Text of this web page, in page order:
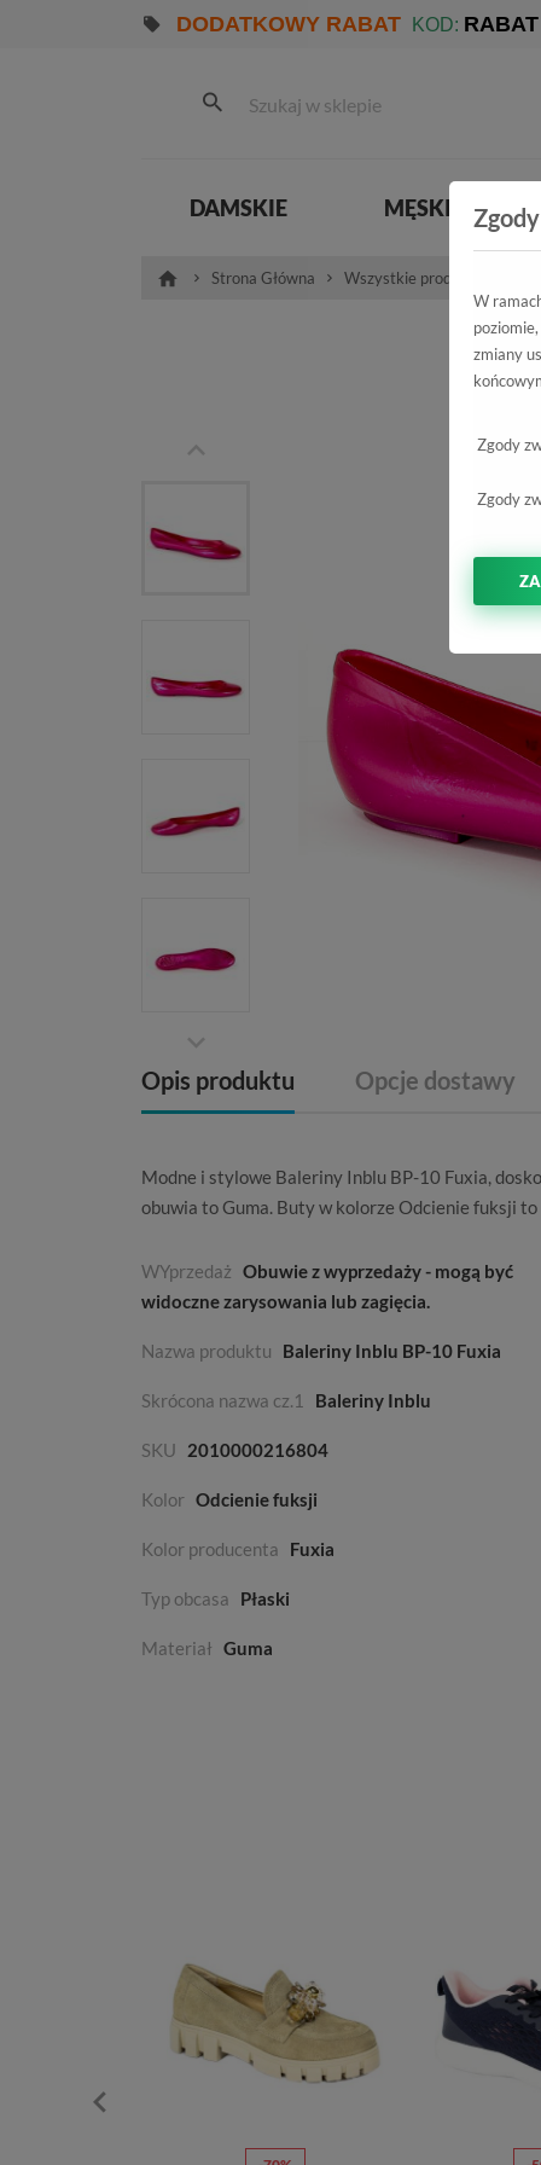
DODATKOWY RABAT KOD: RABAT
DAMSKIE MĘSKIE
Strona Główna Wszystkie produkty
Opis produktu Opcje dostawy
Modne i stylowe Baleriny Inblu BP-10 Fuxia,
obuwia toGuma. Buty w kolorze Odcienie fuksji to
WYprzedaż Obuwie z wyprzedaży - mogą być
widoczne zarysowania lub zagięcia.
Nazwa produktu Baleriny Inblu BP-10 Fuxia
Skrócona nazwa cz.1 Baleriny Inblu
SKU 2010000216804
Kolor Odcienie fuksji
Kolor producenta Fuxia
Typ obcasa Płaski
Materiał Guma
Zgody
W
zmiany
Zgody
Zgody